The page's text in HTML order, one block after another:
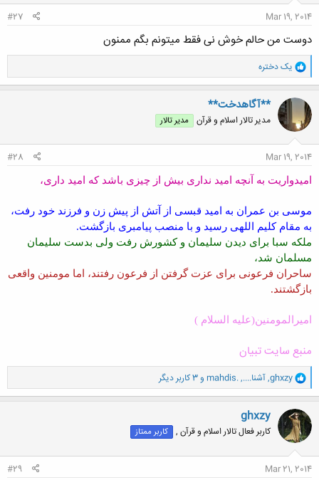
Mar 19, 2014
#27
دوست من حالم خوش نی فقط میتونم بگم ممنون
و
ا
ک
ن
ش
ه
ا
یک دختره
**آگاهدخت**
مدیر تالار اسلام و قرآن مدیر تالار
Mar 19, 2014
#28
امیدواریت به آنچه امید نداری بیش از چیزی باشد که امید داری،
موسی بن عمران به امید قبسی از آتش از پیش زن و فرزند خود رفت،
به مقام کلیم اللهی رسید و با منصب پیامبری بازگشت.
ملکه سبا برای دیدن سلیمان و کشورش رفت ولی بدست سلیمان
مسلمان شد،
ساحران فرعونی برای عزت گرفتن از فرعون رفتند، اما مومنین واقعی
بازگشتند.
امیرالمومنین(علیه السلام )
منبع سایت تبیان
و
ا
ک
ن
ش
ه
ا
ghxzy
,آشنا....,
mahdis. و 3 کاربر دیگر
ghxzy
کاربر فعال تالار اسلام و قرآن , کاربر ممتاز
Mar 21, 2014
#29